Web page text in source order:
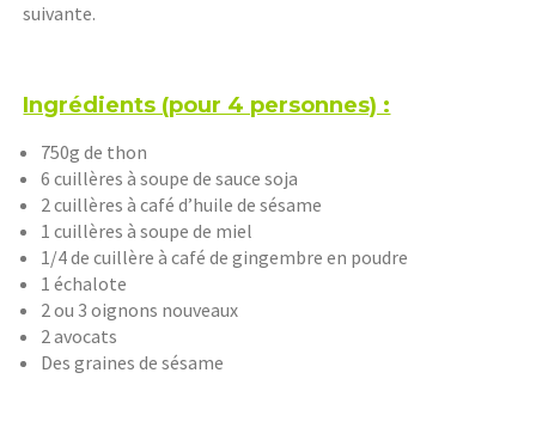
suivante.
Ingrédients (pour 4 personnes) :
750g de thon
6 cuillères à soupe de sauce soja
2 cuillères à café d’huile de sésame
1 cuillères à soupe de miel
1/4 de cuillère à café de gingembre en poudre
1 échalote
2 ou 3 oignons nouveaux
2 avocats
Des graines de sésame